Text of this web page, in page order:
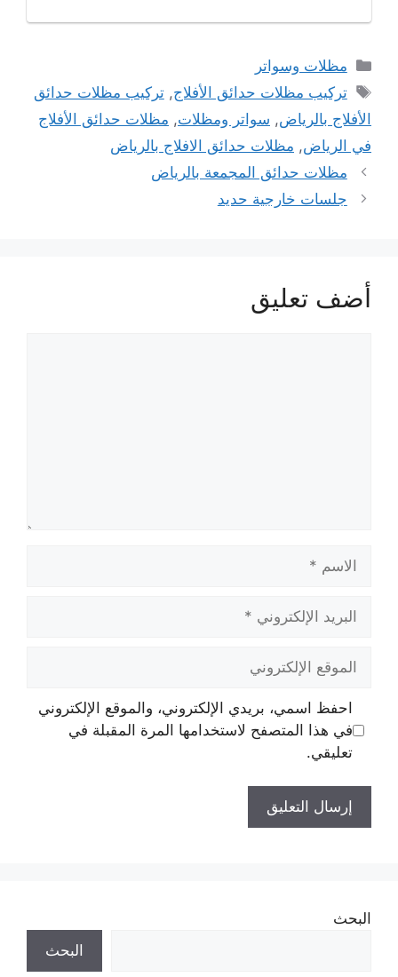
التصنيفات
مظلات وسواتر
الوسوم
تركيب مظلات حدائق الأفلاج,تركيب مظلات حدائق
الأفلاج بالرياض, سواتر ومظلات, مظلات حدائق الأفلاج
في الرياض, مظلات حدائق الافلاج بالرياض
تصفّح
المقالات
مظلات حدائق المجمعة بالرياض
جلسات خارجية حديد
أضف تعليق
الإلكتروني
الإلكتروني
احفظ اسمي، بريدي الإلكتروني، والموقع الإلكتروني
في هذا المتصفح لاستخدامها المرة المقبلة في
تعليقي.
البحث
البحث